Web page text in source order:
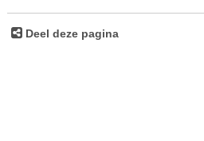
Deel deze pagina